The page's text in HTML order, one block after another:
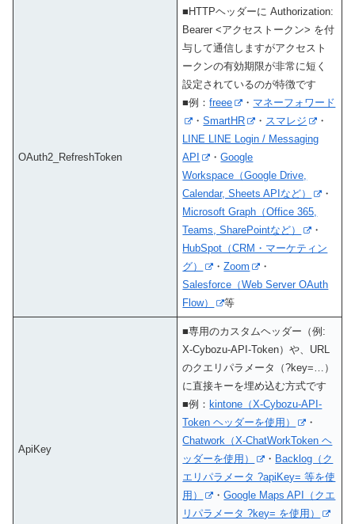
OAuth2_RefreshToken
■HTTPヘッダーに Authorization:
Bearer <アクセストークン> を付
与して通信しますがアクセスト
ークンの有効期限が非常に短く
設定されているのが特徴です
■例：freee ・ マネーフォワード
・SmartHR ・ スマレジ
・
LINE LINE Login / Messaging
API
・Google
Workspace（Google Drive,
Calendar, Sheets APIなど）
・
Microsoft Graph（Office 365,
Teams, SharePointなど）
・
HubSpot（CRM・マーケティン
グ）
・Zoom
・
Salesforce（Web Server OAuth
Flow）
等
ApiKey
■専用のカスタムヘッダー（例:
X-Cybozu-API-Token）や、URL
のクエリパラメータ（?key=…）
に直接キーを埋め込む方式です
■例：kintone（X-Cybozu-API-
Token ヘッダーを使用）
・
Chatwork（X-ChatWorkToken ヘ
ッダーを使用）
・ Backlog（ク
エリパラメータ ?apiKey= 等を使
用）
・Google Maps API（クエ
リパラメータ ?key= を使用）